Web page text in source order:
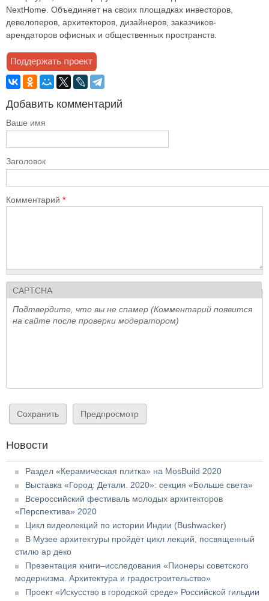
NextHome. Объединяет на своих площадках инвесторов,
девелоперов, архитекторов, дизайнеров, заказчиков-
арендаторов офисных и общественных пространств.
Добавить комментарий
Ваше имя
Заголовок
Комментарий *
CAPTCHA
Подтвердите, что вы не спамер (Комментарий появится
на сайте после проверки модератором)
Новости
Раздел «Керамическая плитка» на MosBuild 2020
Выставка «Город: Детали. 2020»: секция «Больше света»
Всероссийский фестиваль молодых архитекторов
«Перспектива» 2020
Цикл видеолекций по истории Индии (Bushwacker)
В Музее архитектуры пройдёт цикл лекций, посвященный
стилю ар деко
Презентация книги–исследования «Пионеры советского
модернизма. Архитектура и градостроительство»
Проект «Искусство в городской среде» Российской гильдии